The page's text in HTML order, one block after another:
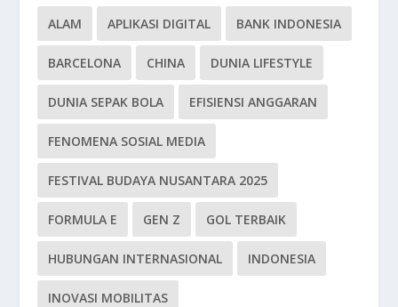
ALAM APLIKASI DIGITAL BANK INDONESIA
BARCELONA CHINA DUNIA LIFESTYLE
DUNIA SEPAK BOLA EFISIENSI ANGGARAN
FENOMENA SOSIAL MEDIA
FESTIVAL BUDAYA NUSANTARA 2025
FORMULA E GEN Z GOL TERBAIK
HUBUNGAN INTERNASIONAL INDONESIA
INOVASI MOBILITAS